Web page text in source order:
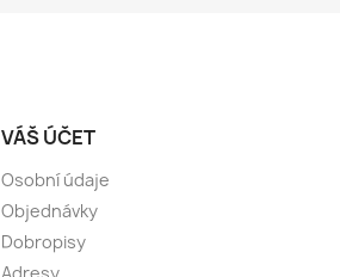
VÁŠ ÚČET
Osobní údaje
Objednávky
Dobropisy
Adresy